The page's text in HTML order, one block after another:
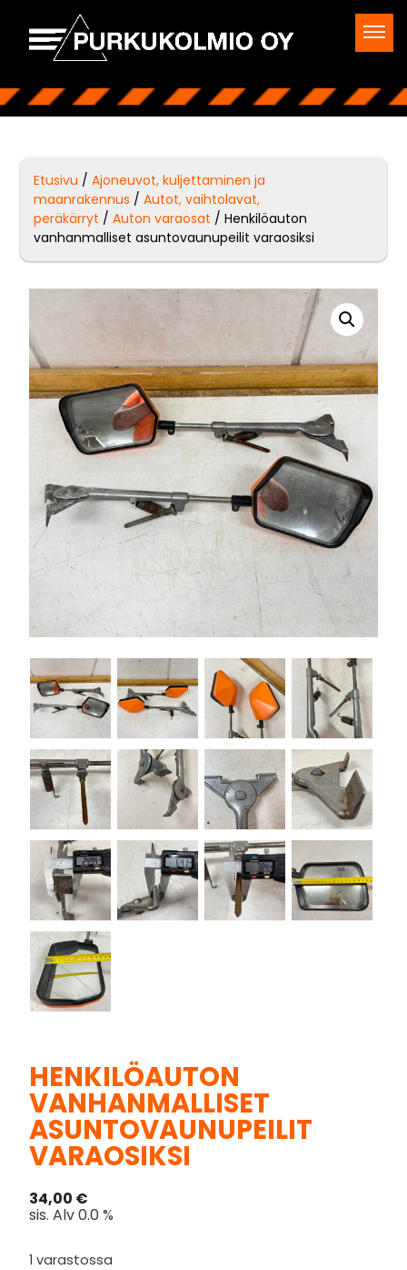
Etusivu /Ajoneuvot, kuljettaminen ja
maanrakennus /Autot, vaihtolavat,
peräkärryt /Auton varaosat / Henkilöauton
vanhanmalliset asuntovaunupeilit varaosiksi
HENKILÖAUTON
VANHANMALLISET
ASUNTOVAUNUPEILIT
VARAOSIKSI
34,00 €
sis. Alv 0.0 %
1 varastossa